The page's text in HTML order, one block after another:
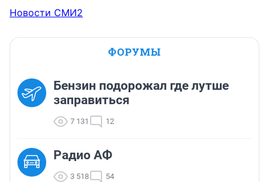
Новости СМИ2
ФОРУМЫ
Бензин подорожал где лутше
заправиться
7 131 12
Радио АФ
3 518 54